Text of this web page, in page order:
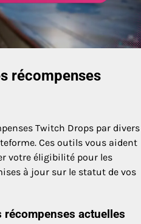
récompenses
Twitch Drops par divers
Ces outils vous aident
votre éligibilité pour les
à jour sur le statut de vos
actuelles